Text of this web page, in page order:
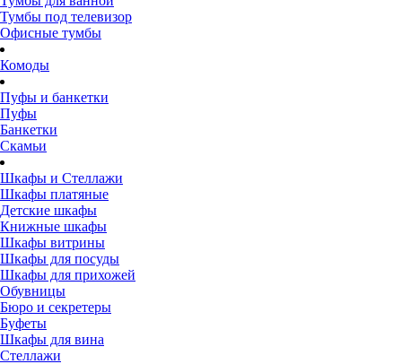
Тумбы под телевизор
Офисные тумбы
Комоды
Пуфы и банкетки
Пуфы
Банкетки
Скамьи
Шкафы и Стеллажи
Шкафы платяные
Детские шкафы
Книжные шкафы
Шкафы витрины
Шкафы для посуды
Шкафы для прихожей
Обувницы
Бюро и секретеры
Буфеты
Шкафы для вина
Стеллажи